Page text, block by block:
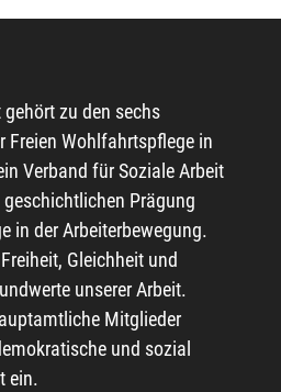
zu den sechs
Freien Wohlfahrtspflege in
Verband für Soziale Arbeit
Prägung
in der Arbeiterbewegung.
Gleichheit und
unserer Arbeit.
Mitglieder
und sozial
ein.